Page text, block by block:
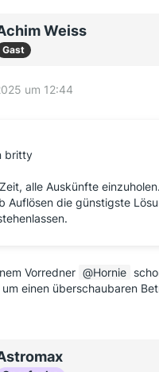
Weiss
Gast
um 12:44
britty
alle Auskünfte
Auflösen die günstigste
Vorredner Hornie
einen überschaubaren